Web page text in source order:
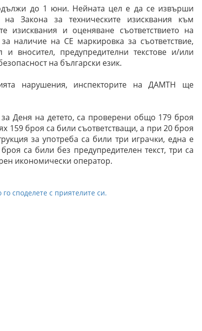
до 1 юни. Нейната цел е да се извърши
Закона за техническите изисквания към
изисквания и оценяване съответствието на
наличие на СЕ маркировка за съответствие,
вносител, предупредителни текстове и/или
на български език.
нарушения, инспекторите на ДАМТН ще
Деня на детето, са проверени общо 179 броя
159 броя са били съответстващи, а при 20 броя
за употреба са били три играчки, една е
са били без предупредителен текст, три са
икономически оператор.
споделете с приятелите си.